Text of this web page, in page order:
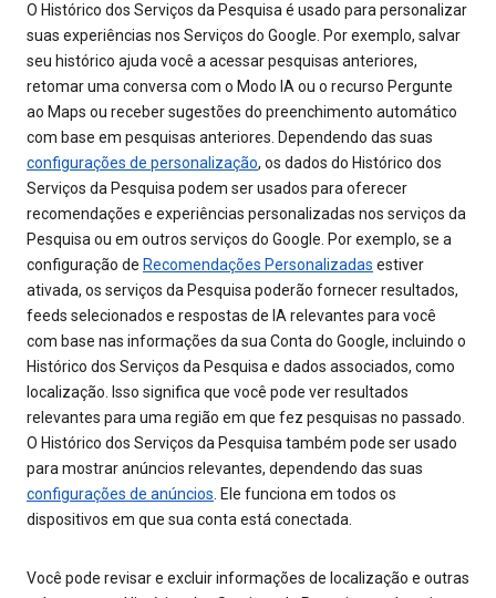
O Histórico dos Serviços da Pesquisa é usado para personalizar
suas experiências nos Serviços do Google. Por exemplo, salvar
seu histórico ajuda você a acessar pesquisas anteriores,
retomar uma conversa com o Modo IA ou o recurso Pergunte
ao Maps ou receber sugestões do preenchimento automático
com base em pesquisas anteriores. Dependendo das suas
configurações de personalização, os dados do Histórico dos
Serviços da Pesquisa podem ser usados para oferecer
recomendações e experiências personalizadas nos serviços da
Pesquisa ou em outros serviços do Google. Por exemplo, se a
configuração de Recomendações Personalizadas estiver
ativada, os serviços da Pesquisa poderão fornecer resultados,
feeds selecionados e respostas de IA relevantes para você
com base nas informações da sua Conta do Google, incluindo o
Histórico dos Serviços da Pesquisa e dados associados, como
localização. Isso significa que você pode ver resultados
relevantes para uma região em que fez pesquisas no passado.
O Histórico dos Serviços da Pesquisa também pode ser usado
para mostrar anúncios relevantes, dependendo das suas
configurações de anúncios. Ele funciona em todos os
dispositivos em que sua conta está conectada.
Você pode revisar e excluir informações de localização e outras